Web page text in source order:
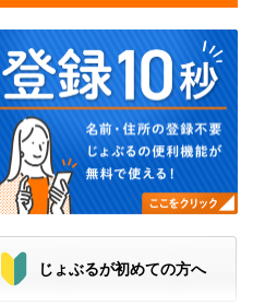
じょぶるが初めての方へ